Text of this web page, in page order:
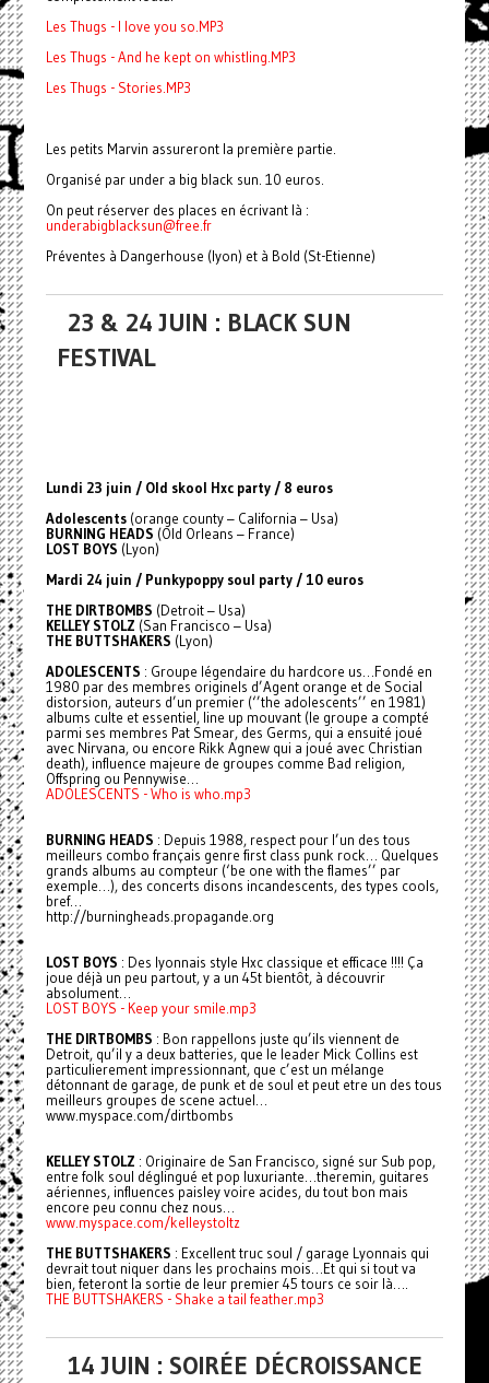
Les Thugs - I love you so.MP3
Les Thugs - And he kept on whistling.MP3
Les Thugs - Stories.MP3
Les petits Marvin assureront la première partie.
Organisé par under a big black sun. 10 euros.
On peut réserver des places en écrivant là :
underabigblacksun@free.fr
Préventes à Dangerhouse (lyon) et à Bold (St-Etienne)
23 & 24 JUIN : BLACK SUN
FESTIVAL
Lundi 23 juin / Old skool Hxc party / 8 euros
Adolescents(orange county – California – Usa)
BURNING HEADS (Old Orleans – France)
LOST BOYS (Lyon)
Mardi 24 juin / Punkypoppy soul party / 10 euros
THE DIRTBOMBS (Detroit – Usa)
KELLEY STOLZ (San Francisco – Usa)
THE BUTTSHAKERS (Lyon)
ADOLESCENTS : Groupe légendaire du hardcore us…Fondé en
1980 par des membres originels d’Agent orange et de Social
distorsion, auteurs d’un premier (‘’the adolescents’’ en 1981)
albums culte et essentiel, line up mouvant (le groupe a compté
parmi ses membres Pat Smear, des Germs, qui a ensuité joué
avec Nirvana, ou encore Rikk Agnew qui a joué avec Christian
death), influence majeure de groupes comme Bad religion,
Offspring ou Pennywise…
ADOLESCENTS - Who is who.mp3
BURNING HEADS : Depuis 1988, respect pour l’un des tous
meilleurs combo français genre first class punk rock… Quelques
grands albums au compteur (‘be one with the flames’’ par
exemple…), des concerts disons incandescents, des types cools,
bref…
http://burningheads.propagande.org
LOST BOYS : Des lyonnais style Hxc classique et efficace !!!! Ça
joue déjà un peu partout, y a un 45t bientôt, à découvrir
absolument…
LOST BOYS - Keep your smile.mp3
THE DIRTBOMBS : Bon rappellons juste qu’ils viennent de
Detroit, qu’il y a deux batteries, que le leader Mick Collins est
particulierement impressionnant, que c’est un mélange
détonnant de garage, de punk et de soul et peut etre un des tous
meilleurs groupes de scene actuel…
www.myspace.com/dirtbombs
KELLEY STOLZ : Originaire de San Francisco, signé sur Sub pop,
entre folk soul déglingué et pop luxuriante…theremin, guitares
aériennes, influences paisley voire acides, du tout bon mais
encore peu connu chez nous…
www.myspace.com/kelleystoltz
THE BUTTSHAKERS : Excellent truc soul / garage Lyonnais qui
devrait tout niquer dans les prochains mois…Et qui si tout va
bien, feteront la sortie de leur premier 45 tours ce soir là….
THE BUTTSHAKERS - Shake a tail feather.mp3
14 JUIN : SOIRÉE DÉCROISSANCE